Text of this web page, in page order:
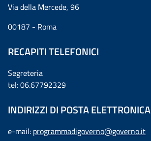
Via della Mercede, 96
00187 - Roma
RECAPITI TELEFONICI
Segreteria
tel: 06.67792329
INDIRIZZI DI POSTA ELETTRONICA
e-mail: programmadigoverno@governo.it